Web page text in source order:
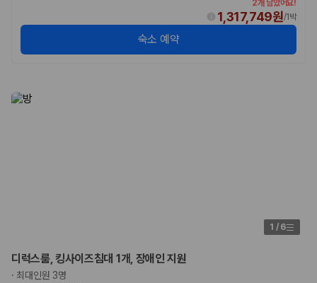
2개 남았어요!
1,317,749원/1박
숙소 예약
1 / 6
디럭스룸, 킹사이즈침대 1개, 장애인 지원
· 최대인원 3명